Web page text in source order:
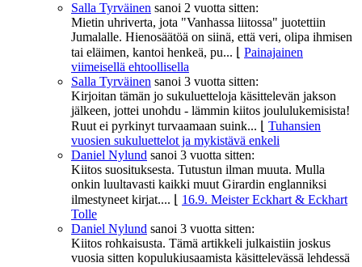
Salla Tyrväinen sanoi 2 vuotta sitten:
Mietin uhriverta, jota "Vanhassa liitossa" juotettiin
Jumalalle. Hienosäätöä on siinä, että veri, olipa ihmisen
tai eläimen, kantoi henkeä, pu...
Painajainen
viimeisellä ehtoollisella
Salla Tyrväinen sanoi 3 vuotta sitten:
Kirjoitan tämän jo sukuluetteloja käsittelevän jakson
jälkeen, jottei unohdu - lämmin kiitos joululukemisista!
Ruut ei pyrkinyt turvaamaan suink...
Tuhansien
vuosien sukuluettelot ja mykistävä enkeli
Daniel Nylund sanoi 3 vuotta sitten:
Kiitos suosituksesta. Tutustun ilman muuta. Mulla
onkin luultavasti kaikki muut Girardin englanniksi
ilmestyneet kirjat....
16.9. Meister Eckhart & Eckhart
Tolle
Daniel Nylund sanoi 3 vuotta sitten:
Kiitos rohkaisusta. Tämä artikkeli julkaistiin joskus
vuosia sitten kopulukiusaamista käsittelevässä lehdessä